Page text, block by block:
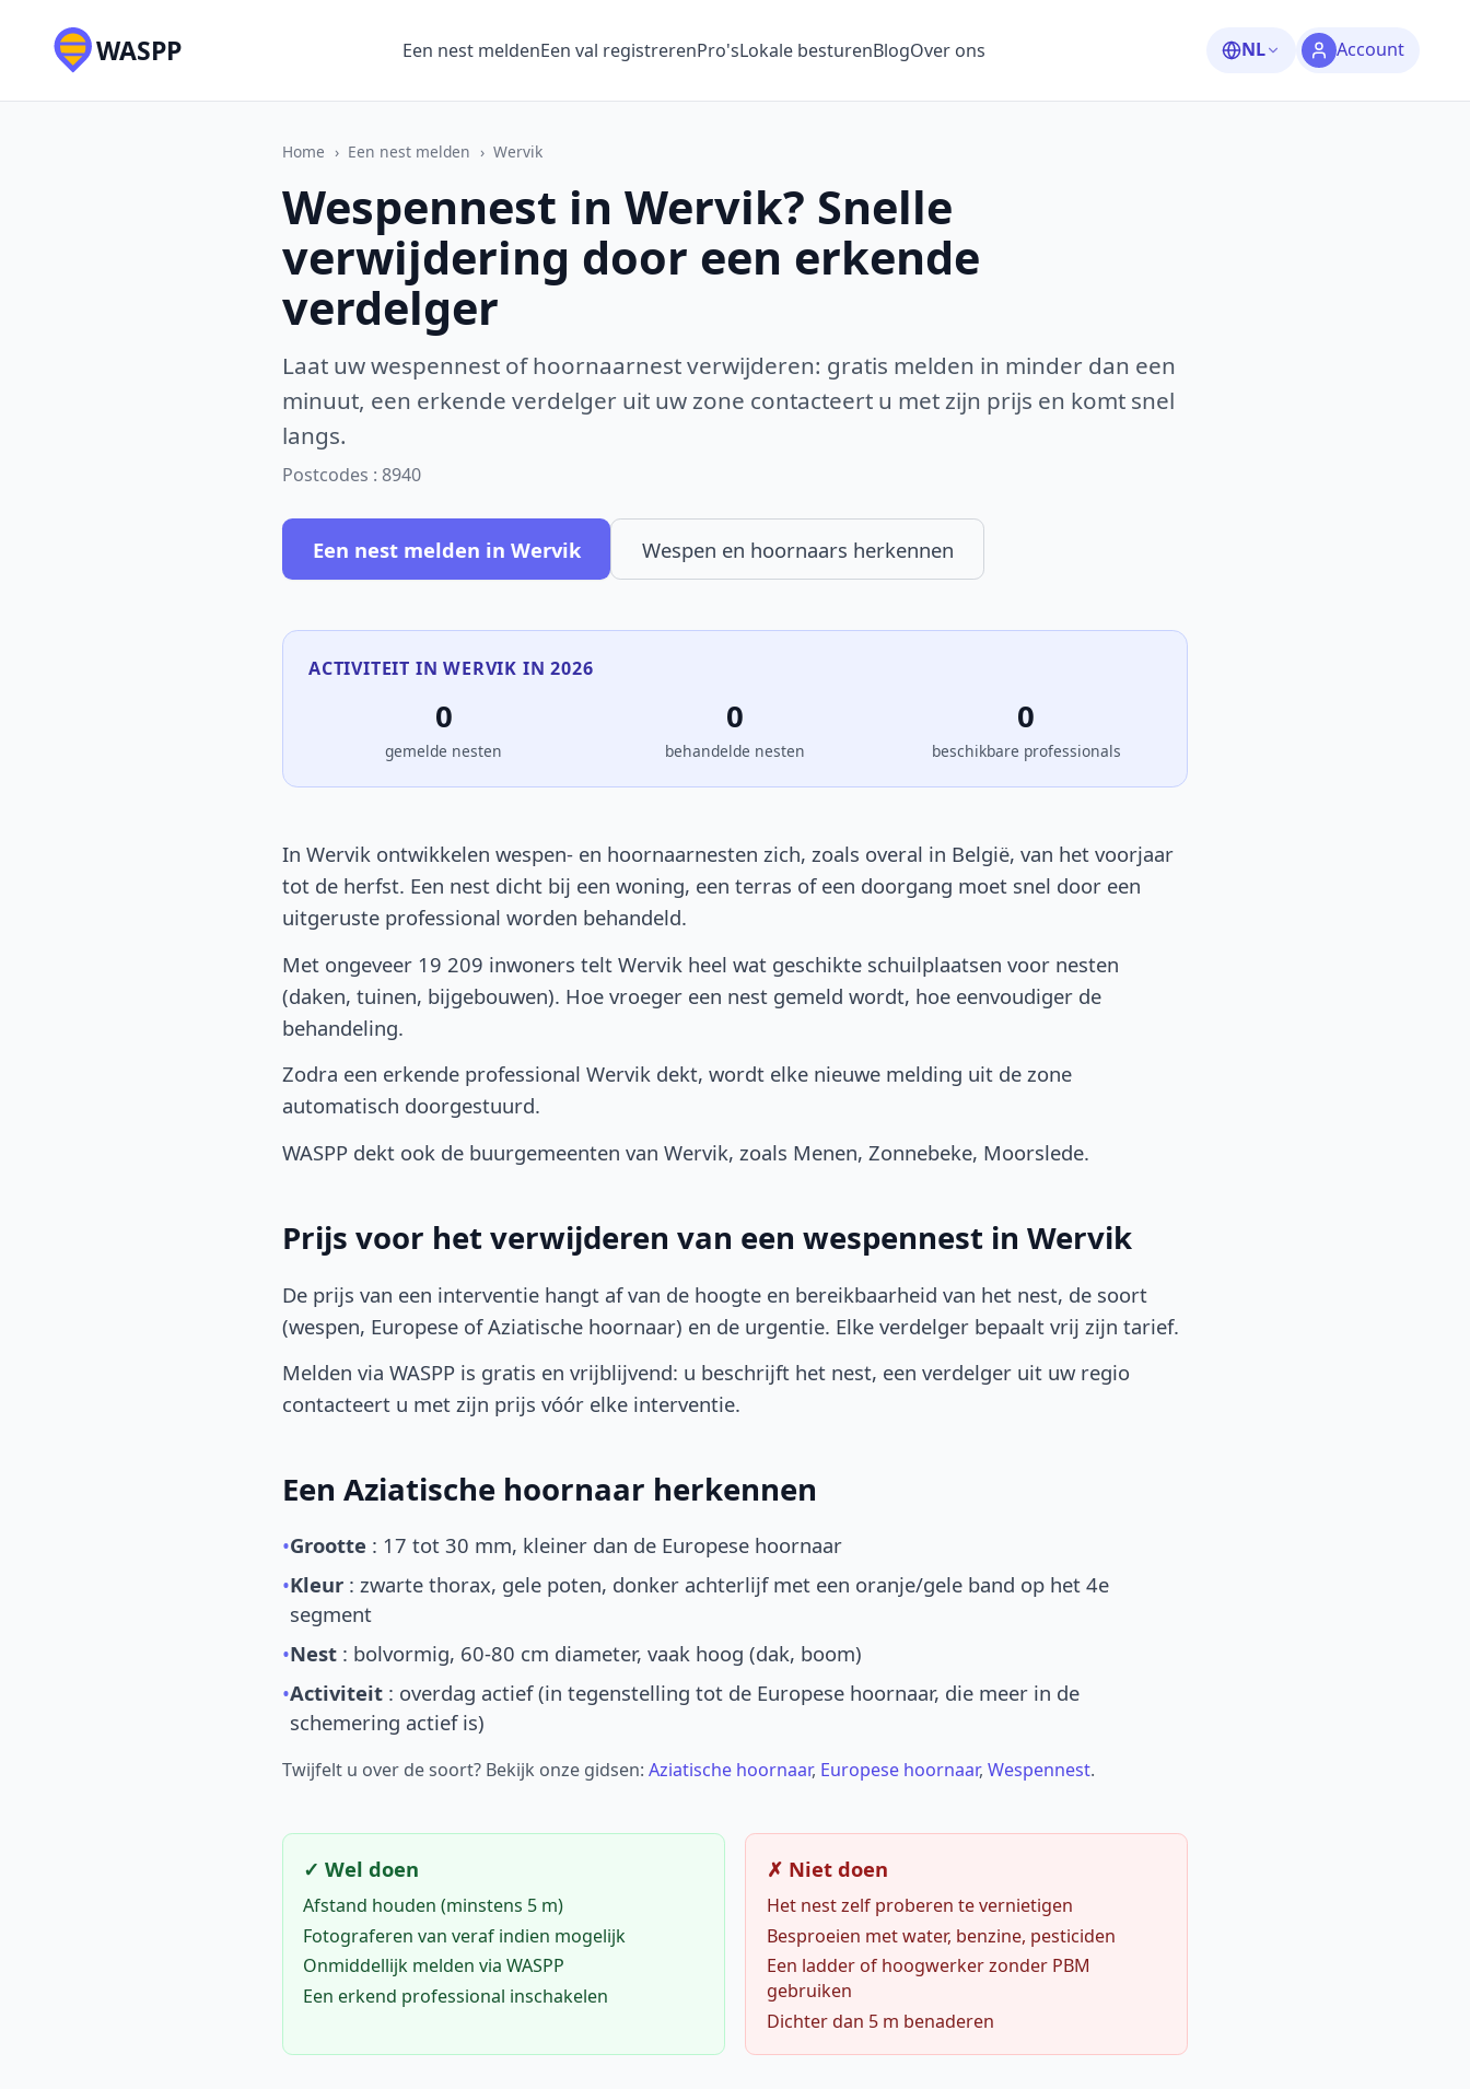
WASPP Een nest meldenEen val registrerenPro'sLokale besturenBlogOver ons NL Account
Home › Een nest melden › Wervik
Wespennest in Wervik? Snelle
verwijdering door een erkende
verdelger
Laat uw wespennest of hoornaarnest verwijderen: gratis melden in minder dan een
minuut, een erkende verdelger uit uw zone contacteert u met zijn prijs en komt snel
langs.
Postcodes : 8940
Een nest melden in Wervik Wespen en hoornaars herkennen
ACTIVITEIT IN WERVIK IN 2026
0
gemelde nesten
0
behandelde nesten
0
beschikbare professionals
In Wervik ontwikkelen wespen- en hoornaarnesten zich, zoals overal in België, van het voorjaar
tot de herfst. Een nest dicht bij een woning, een terras of een doorgang moet snel door een
uitgeruste professional worden behandeld.
Met ongeveer 19 209 inwoners telt Wervik heel wat geschikte schuilplaatsen voor nesten
(daken, tuinen, bijgebouwen). Hoe vroeger een nest gemeld wordt, hoe eenvoudiger de
behandeling.
Zodra een erkende professional Wervik dekt, wordt elke nieuwe melding uit de zone
automatisch doorgestuurd.
WASPP dekt ook de buurgemeenten van Wervik, zoals Menen, Zonnebeke, Moorslede.
Prijs voor het verwijderen van een wespennest in Wervik
De prijs van een interventie hangt af van de hoogte en bereikbaarheid van het nest, de soort
(wespen, Europese of Aziatische hoornaar) en de urgentie. Elke verdelger bepaalt vrij zijn tarief.
Melden via WASPP is gratis en vrijblijvend: u beschrijft het nest, een verdelger uit uw regio
contacteert u met zijn prijs vóór elke interventie.
Een Aziatische hoornaar herkennen
•Grootte : 17 tot 30 mm, kleiner dan de Europese hoornaar
•Kleur : zwarte thorax, gele poten, donker achterlijf met een oranje/gele band op het 4e
segment
•Nest : bolvormig, 60-80 cm diameter, vaak hoog (dak, boom)
•Activiteit : overdag actief (in tegenstelling tot de Europese hoornaar, die meer in de
schemering actief is)
Twijfelt u over de soort? Bekijk onze gidsen: Aziatische hoornaar, Europese hoornaar, Wespennest.
✓ Wel doen
Afstand houden (minstens 5 m)
Fotograferen van veraf indien mogelijk
Onmiddellijk melden via WASPP
Een erkend professional inschakelen
✗ Niet doen
Het nest zelf proberen te vernietigen
Besproeien met water, benzine, pesticiden
Een ladder of hoogwerker zonder PBM
gebruiken
Dichter dan 5 m benaderen